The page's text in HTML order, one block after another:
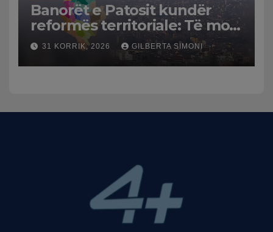
Banorët e Patosit kundër
reformës territoriale: Të mos
humbasim identitetin e
qytetit
31 KORRIK, 2026 GILBERTA SIMONI